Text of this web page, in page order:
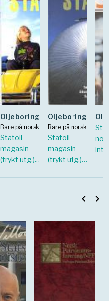
Oljeboring
Bare på norsk
Statoil
magasin
(trykt utg.).
Oljeboring
Bare på norsk
Statoil
magasin
(trykt utg.).
navigate_before navigate_next